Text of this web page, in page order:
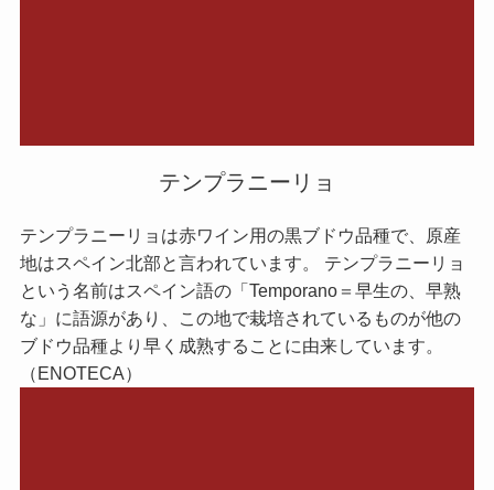
テンプラニーリョ
テンプラニーリョは赤ワイン用の黒ブドウ品種で、原産
地はスペイン北部と言われています。 テンプラニーリョ
という名前はスペイン語の「Temporano＝早生の、早熟
な」に語源があり、この地で栽培されているものが他の
ブドウ品種より早く成熟することに由来しています。
（ENOTECA）